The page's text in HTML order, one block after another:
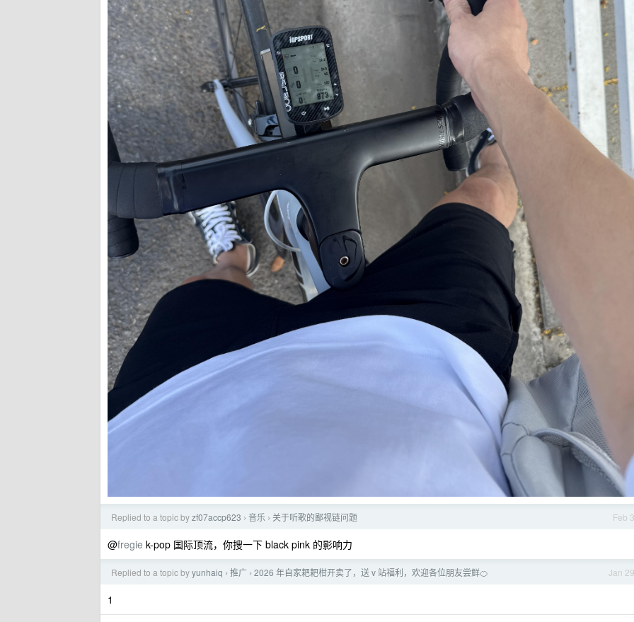
Feb 3
Replied to a topic byzf07accp623 › 音乐 › 关于听歌的鄙视链问题
@fregie k-pop 国际顶流，你搜一下 black pink 的影响力
Jan 29
Replied to a topic byyunhaiq › 推广 › 2026 年自家耙耙柑开卖了，送 v 站福利，欢迎各位朋友尝鲜🍊
1